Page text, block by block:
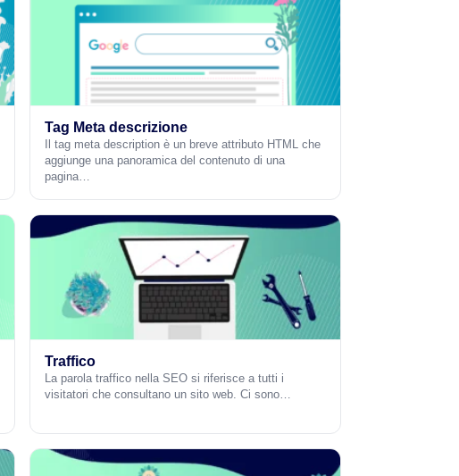
Tag Meta descrizione
Il tag meta description è un breve attributo HTML che
aggiunge una panoramica del contenuto di una
pagina…
Traffico
La parola traffico nella SEO si riferisce a tutti i
visitatori che consultano un sito web. Ci sono…